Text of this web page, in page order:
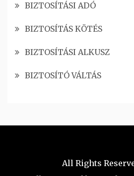
BIZTOSÍTÁSI ADÓ
BIZTOSÍTÁS KÖTÉS
BIZTOSÍTÁSI ALKUSZ
BIZTOSÍTÓ VÁLTÁS
All Rights